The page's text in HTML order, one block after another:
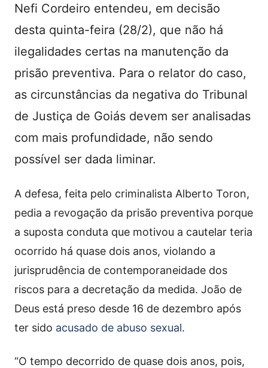
Nefi Cordeiro entendeu, em decisão
desta quinta-feira (28/2), que não há
ilegalidades certas na manutenção da
prisão preventiva. Para o relator do caso,
as circunstâncias da negativa do Tribunal
de Justiça de Goiás devem ser analisadas
com mais profundidade, não sendo
possível ser dada liminar.
A defesa, feita pelo criminalista Alberto Toron,
pedia a revogação da prisão preventiva porque
a suposta conduta que motivou a cautelar teria
ocorrido há quase dois anos, violando a
jurisprudência de contemporaneidade dos
riscos para a decretação da medida. João de
Deus está preso desde 16 de dezembro após
ter sido acusado de abuso sexual.
“O tempo decorrido de quase dois anos, pois,